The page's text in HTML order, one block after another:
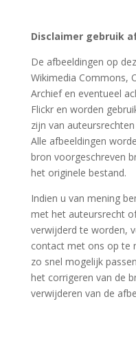
Disclaimer gebruik
De afbeeldingen op
Wikimedia Commons,
Archief en eventueel
Flickr en worden
zijn van
Alle afbeeldingen
bron voorgeschreven
het originele bestand.
Indien u van mening
met het auteursrecht
verwijderd te worden,
contact met ons op te
zo snel mogelijk
het corrigeren van de
verwijderen van de